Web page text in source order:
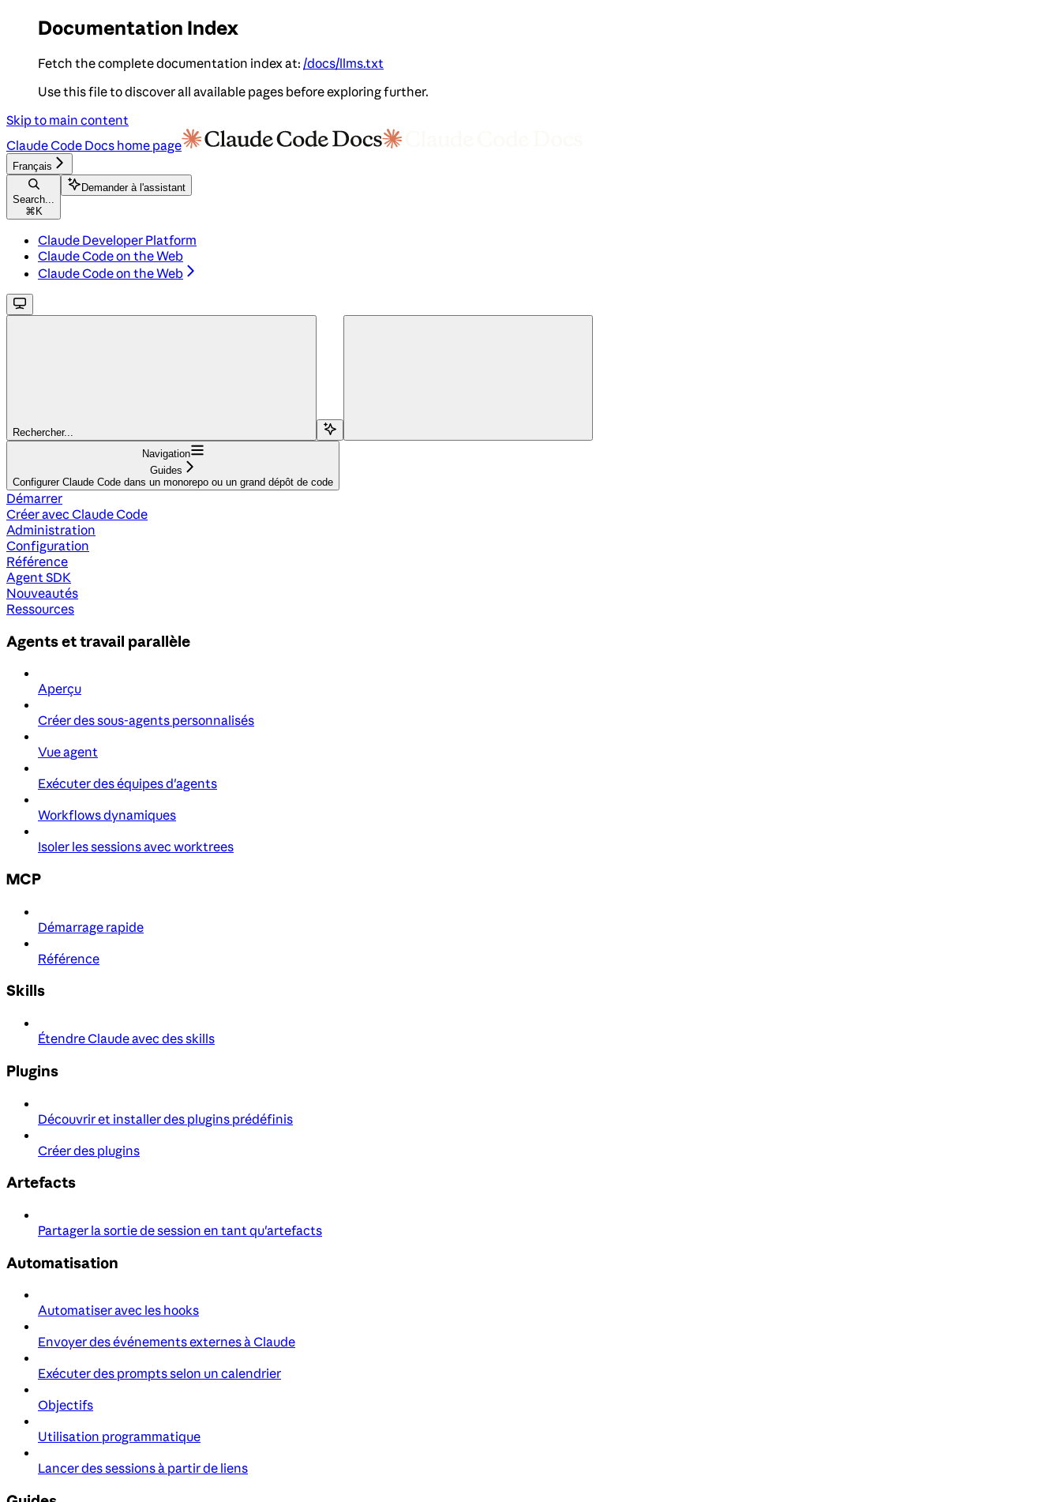
Documentation Index
Fetch the complete documentation index at: /docs/llms.txt
Use this file to discover all available pages before exploring further.
Skip to main content
Claude Code Docs home page
Français
Search...
⌘ K
Demander à l'assistant
Claude Developer Platform
Claude Code on the Web
Claude Code on the Web
Rechercher...
Navigation
Guides
Configurer Claude Code dans un monorepo ou un grand dépôt de code
Démarrer
Créer avec Claude Code
Administration
Configuration
Référence
Agent SDK
Nouveautés
Ressources
Agents et travail parallèle
Aperçu
Créer des sous-agents personnalisés
Vue agent
Exécuter des équipes d'agents
Workflows dynamiques
Isoler les sessions avec worktrees
MCP
Démarrage rapide
Référence
Skills
Étendre Claude avec des skills
Plugins
Découvrir et installer des plugins prédéfinis
Créer des plugins
Artefacts
Partager la sortie de session en tant qu'artefacts
Automatisation
Automatiser avec les hooks
Envoyer des événements externes à Claude
Exécuter des prompts selon un calendrier
Objectifs
Utilisation programmatique
Lancer des sessions à partir de liens